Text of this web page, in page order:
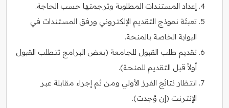
إعداد المستندات المطلوبة وترجمتها حسب الحاجة.
تعبئة نموذج التقديم الإلكتروني ورفق المستندات في
البوابة الخاصة بالمنحة.
تقديم طلب القبول للجامعة (بعض البرامج تتطلب القبول
أولاً قبل التقديم للمنحة).
انتظار نتائج الفرز الأولي ومن ثم إجراء مقابلة عبر
الإنترنت (إن وُجدت).